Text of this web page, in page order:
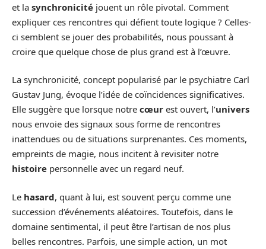
et la synchronicité jouent un rôle pivotal. Comment
expliquer ces rencontres qui défient toute logique ? Celles-
ci semblent se jouer des probabilités, nous poussant à
croire que quelque chose de plus grand est à l’œuvre.
La synchronicité, concept popularisé par le psychiatre Carl
Gustav Jung, évoque l’idée de coïncidences significatives.
Elle suggère que lorsque notre cœur est ouvert, l’univers
nous envoie des signaux sous forme de rencontres
inattendues ou de situations surprenantes. Ces moments,
empreints de magie, nous incitent à revisiter notre
histoire personnelle avec un regard neuf.
Le hasard, quant à lui, est souvent perçu comme une
succession d’événements aléatoires. Toutefois, dans le
domaine sentimental, il peut être l’artisan de nos plus
belles rencontres. Parfois, une simple action, un mot